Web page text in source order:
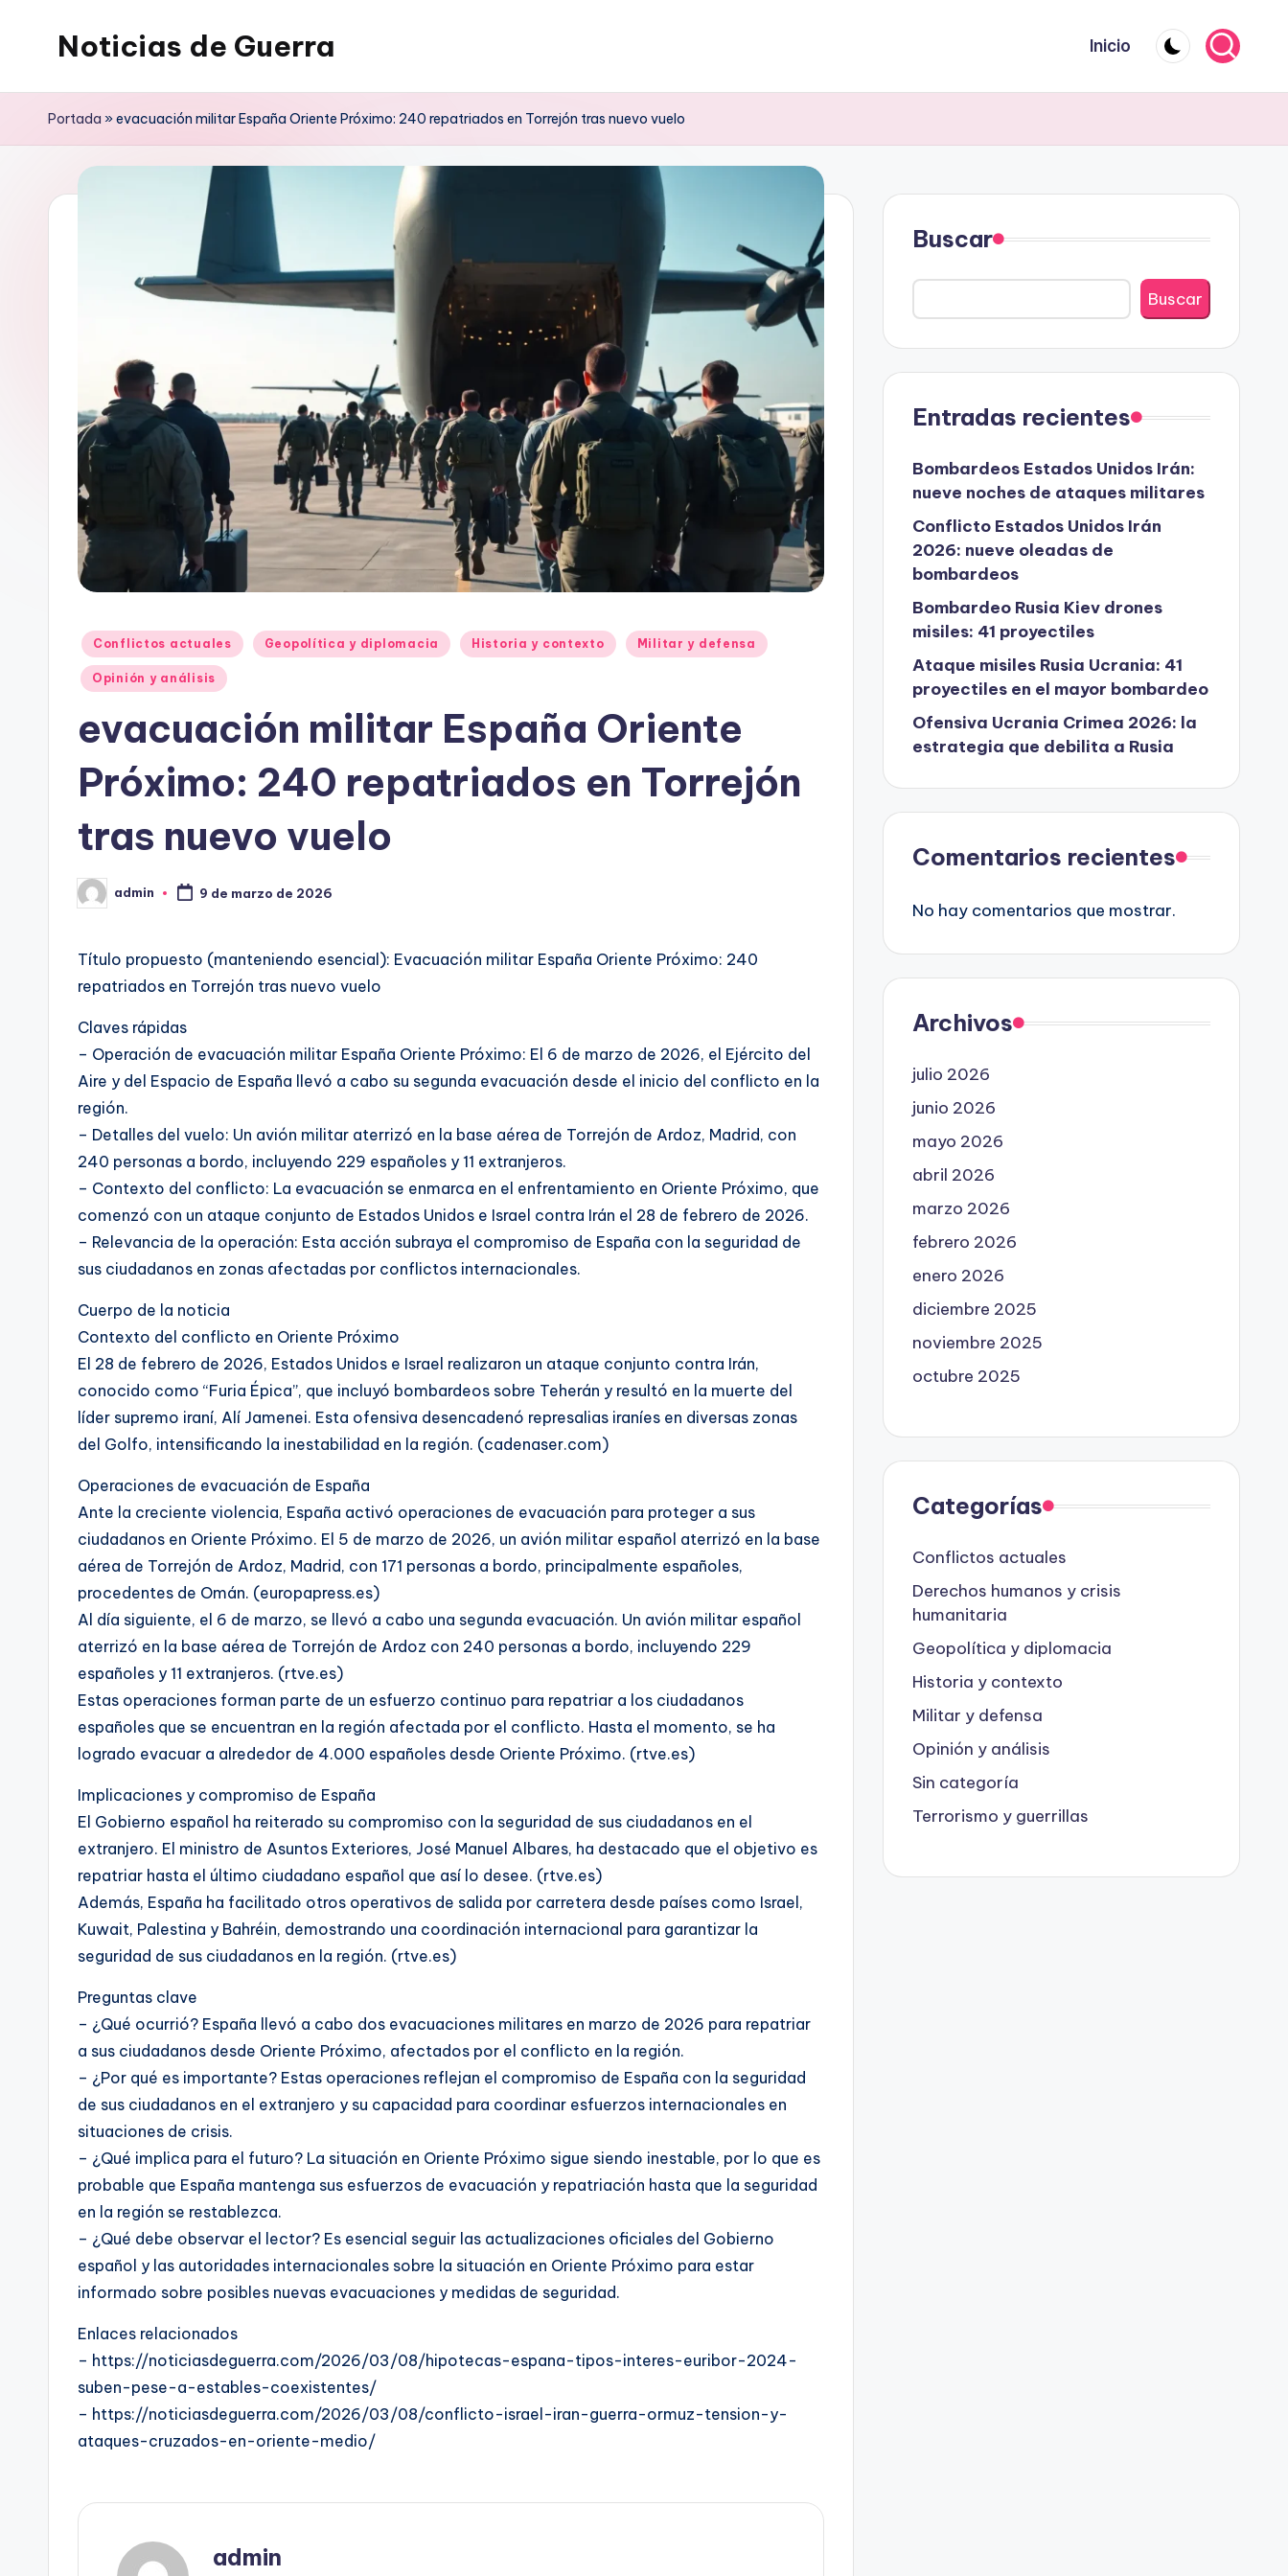
Noticias de Guerra Inicio
Portada »evacuación militar España Oriente Próximo: 240 repatriados en Torrejón tras nuevo vuelo
Publicado
en
Conflictos actuales Geopolítica y diplomacia Historia y contexto Militar y defensa
Opinión y análisis
evacuación militar España Oriente
Próximo: 240 repatriados en Torrejón
tras nuevo vuelo
Publicado
por
admin 9 de marzo de 2026
Título propuesto (manteniendo esencial): Evacuación militar España Oriente Próximo: 240
repatriados en Torrejón tras nuevo vuelo
Claves rápidas
– Operación de evacuación militar España Oriente Próximo: El 6 de marzo de 2026, el Ejército del
Aire y del Espacio de España llevó a cabo su segunda evacuación desde el inicio del conflicto en la
región.
– Detalles del vuelo: Un avión militar aterrizó en la base aérea de Torrejón de Ardoz, Madrid, con
240 personas a bordo, incluyendo 229 españoles y 11 extranjeros.
– Contexto del conflicto: La evacuación se enmarca en el enfrentamiento en Oriente Próximo, que
comenzó con un ataque conjunto de Estados Unidos e Israel contra Irán el 28 de febrero de 2026.
– Relevancia de la operación: Esta acción subraya el compromiso de España con la seguridad de
sus ciudadanos en zonas afectadas por conflictos internacionales.
Cuerpo de la noticia
Contexto del conflicto en Oriente Próximo
El 28 de febrero de 2026, Estados Unidos e Israel realizaron un ataque conjunto contra Irán,
conocido como “Furia Épica”, que incluyó bombardeos sobre Teherán y resultó en la muerte del
líder supremo iraní, Alí Jamenei. Esta ofensiva desencadenó represalias iraníes en diversas zonas
del Golfo, intensificando la inestabilidad en la región. (cadenaser.com)
Operaciones de evacuación de España
Ante la creciente violencia, España activó operaciones de evacuación para proteger a sus
ciudadanos en Oriente Próximo. El 5 de marzo de 2026, un avión militar español aterrizó en la base
aérea de Torrejón de Ardoz, Madrid, con 171 personas a bordo, principalmente españoles,
procedentes de Omán. (europapress.es)
Al día siguiente, el 6 de marzo, se llevó a cabo una segunda evacuación. Un avión militar español
aterrizó en la base aérea de Torrejón de Ardoz con 240 personas a bordo, incluyendo 229
españoles y 11 extranjeros. (rtve.es)
Estas operaciones forman parte de un esfuerzo continuo para repatriar a los ciudadanos
españoles que se encuentran en la región afectada por el conflicto. Hasta el momento, se ha
logrado evacuar a alrededor de 4.000 españoles desde Oriente Próximo. (rtve.es)
Implicaciones y compromiso de España
El Gobierno español ha reiterado su compromiso con la seguridad de sus ciudadanos en el
extranjero. El ministro de Asuntos Exteriores, José Manuel Albares, ha destacado que el objetivo es
repatriar hasta el último ciudadano español que así lo desee. (rtve.es)
Además, España ha facilitado otros operativos de salida por carretera desde países como Israel,
Kuwait, Palestina y Bahréin, demostrando una coordinación internacional para garantizar la
seguridad de sus ciudadanos en la región. (rtve.es)
Preguntas clave
– ¿Qué ocurrió? España llevó a cabo dos evacuaciones militares en marzo de 2026 para repatriar
a sus ciudadanos desde Oriente Próximo, afectados por el conflicto en la región.
– ¿Por qué es importante? Estas operaciones reflejan el compromiso de España con la seguridad
de sus ciudadanos en el extranjero y su capacidad para coordinar esfuerzos internacionales en
situaciones de crisis.
– ¿Qué implica para el futuro? La situación en Oriente Próximo sigue siendo inestable, por lo que es
probable que España mantenga sus esfuerzos de evacuación y repatriación hasta que la seguridad
en la región se restablezca.
– ¿Qué debe observar el lector? Es esencial seguir las actualizaciones oficiales del Gobierno
español y las autoridades internacionales sobre la situación en Oriente Próximo para estar
informado sobre posibles nuevas evacuaciones y medidas de seguridad.
Enlaces relacionados
– https://noticiasdeguerra.com/2026/03/08/hipotecas-espana-tipos-interes-euribor-2024-
suben-pese-a-estables-coexistentes/
– https://noticiasdeguerra.com/2026/03/08/conflicto-israel-iran-guerra-ormuz-tension-y-
ataques-cruzados-en-oriente-medio/
admin
Buscar
Buscar
Entradas recientes
Bombardeos Estados Unidos Irán:
nueve noches de ataques militares
Conflicto Estados Unidos Irán
2026: nueve oleadas de
bombardeos
Bombardeo Rusia Kiev drones
misiles: 41 proyectiles
Ataque misiles Rusia Ucrania: 41
proyectiles en el mayor bombardeo
Ofensiva Ucrania Crimea 2026: la
estrategia que debilita a Rusia
Comentarios recientes
No hay comentarios que mostrar.
Archivos
julio 2026
junio 2026
mayo 2026
abril 2026
marzo 2026
febrero 2026
enero 2026
diciembre 2025
noviembre 2025
octubre 2025
Categorías
Conflictos actuales
Derechos humanos y crisis
humanitaria
Geopolítica y diplomacia
Historia y contexto
Militar y defensa
Opinión y análisis
Sin categoría
Terrorismo y guerrillas